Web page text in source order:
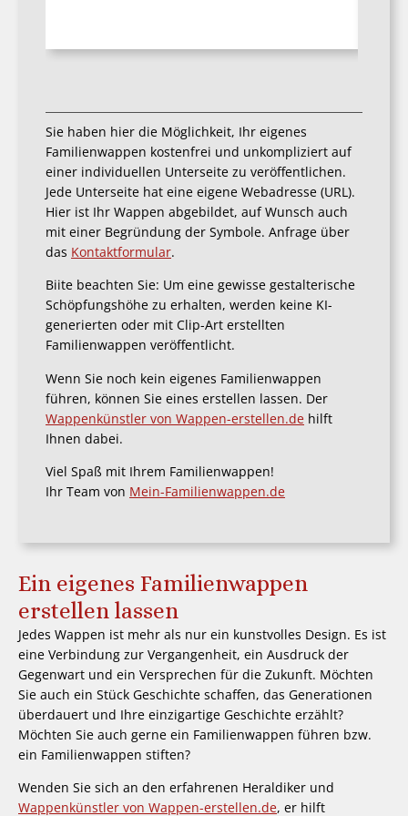
Sie haben hier die Möglichkeit, Ihr eigenes
Familienwappen kostenfrei und unkompliziert auf
einer individuellen Unterseite zu veröffentlichen.
Jede Unterseite hat eine eigene Webadresse (URL).
Hier ist Ihr Wappen abgebildet, auf Wunsch auch
mit einer Begründung der Symbole. Anfrage über
das Kontaktformular.
Biite beachten Sie: Um eine gewisse gestalterische
Schöpfungshöhe zu erhalten, werden keine KI-
generierten oder mit Clip-Art erstellten
Familienwappen veröffentlicht.
Wenn Sie noch kein eigenes Familienwappen
führen, können Sie eines erstellen lassen. Der
Wappenkünstler von Wappen-erstellen.de hilft
Ihnen dabei.
Viel Spaß mit Ihrem Familienwappen!
Ihr Team von Mein-Familienwappen.de
Ein eigenes Familienwappen
erstellen lassen
Jedes Wappen ist mehr als nur ein kunstvolles Design. Es ist
eine Verbindung zur Vergangenheit, ein Ausdruck der
Gegenwart und ein Versprechen für die Zukunft. Möchten
Sie auch ein Stück Geschichte schaffen, das Generationen
überdauert und Ihre einzigartige Geschichte erzählt?
Möchten Sie auch gerne ein Familienwappen führen bzw.
ein Familienwappen stiften?
Wenden Sie sich an den erfahrenen Heraldiker und
Wappenkünstler von Wappen-erstellen.de, er hilft